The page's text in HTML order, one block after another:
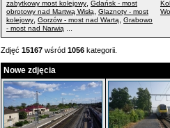
zabytkowy most kolejowy Gdańsk - most
obrotowy nad Martwą Wisłą
Glaznoty - most
kolejowy Gorzów - most nad Wartą
Grabowo
- most nad Narwią
Zdjęć 15167 wśród 1056 kategorii.
Nowe zdjęcia